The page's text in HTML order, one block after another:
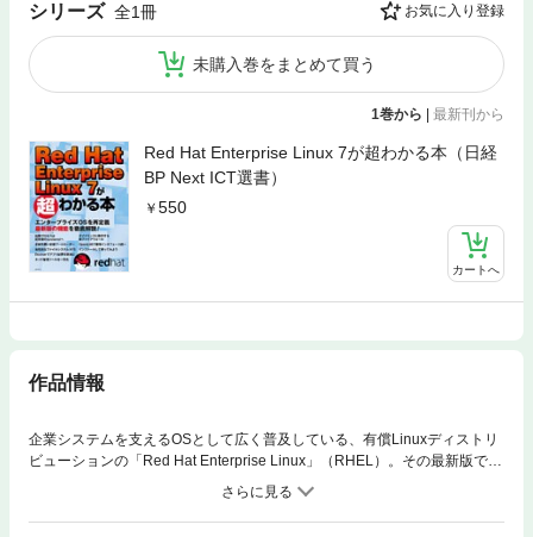
シリーズ 全1冊 お気に入り登録
未購入巻をまとめて買う
1巻から 最新刊から
Red Hat Enterprise Linux 7が超わかる本（日経
BP Next ICT選書）
550
カートへ
作品情報
企業システムを支えるOSとして広く普及している、有償Linuxディストリ
ビューションの「Red Hat Enterprise Linux」（RHEL）。その最新版であ
るRHEL7の主要機能の詳細を、レッドハットの精鋭チームが書き下ろしま
した。RHELユーザーやエンジニア必読といえる一冊です。 RHEL7もO
Sの中核としてLinuxカーネルを採用しているという点では、従来との連続